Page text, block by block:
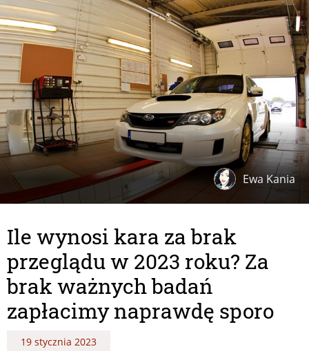
Ewa Kania
Ile wynosi kara za brak
przeglądu w 2023 roku? Za
brak ważnych badań
zapłacimy naprawdę sporo
19 stycznia 2023